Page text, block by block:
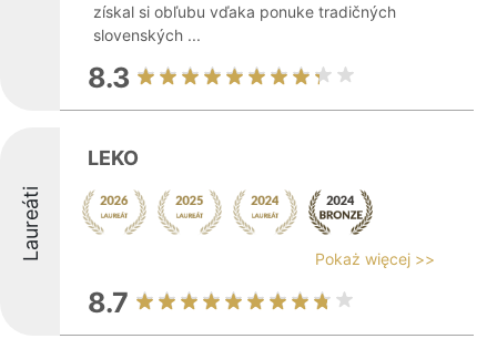
získal si obľubu vďaka ponuke tradičných
slovenských ...
8.3
Laureáti
LEKO
Pokaż więcej >>
8.7